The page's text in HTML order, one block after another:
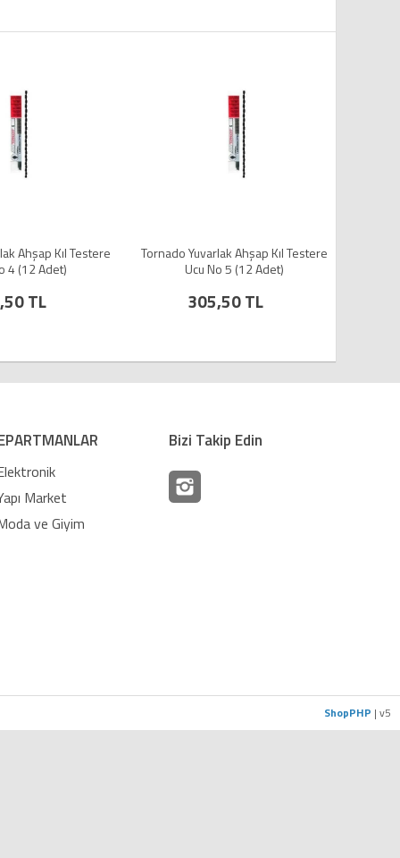
Ahşap Kıl Testere
4 (12 Adet)
TL
Tornado Yuvarlak Ahşap Kıl Testere
Ucu No 5 (12 Adet)
305,50 TL
Market
ve Giyim
Bizi Takip Edin
ShopPHP | v5